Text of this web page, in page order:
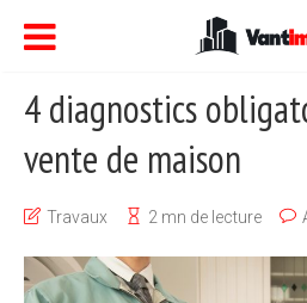
4 diagnostics
vente de maison
Travaux 2 mn de lecture